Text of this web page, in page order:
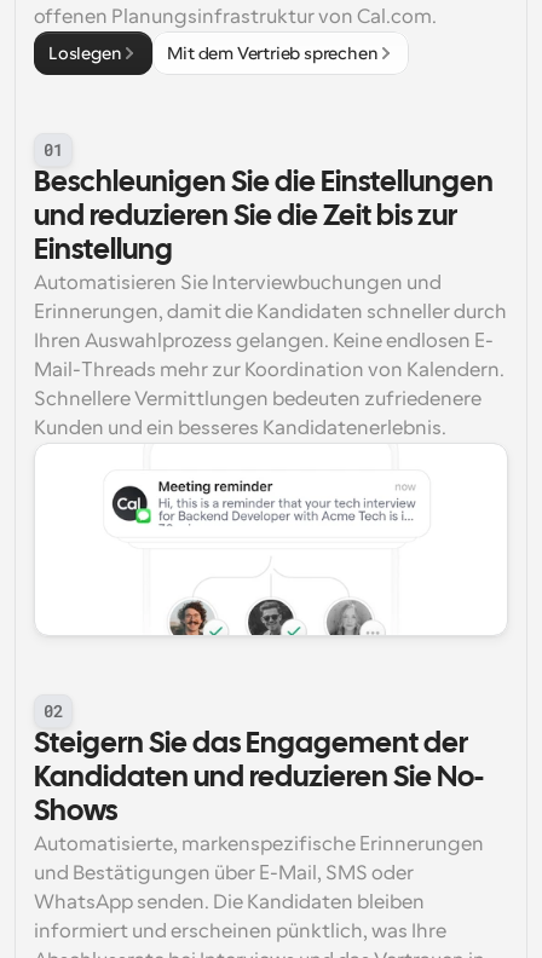
offenen Planungsinfrastruktur von Cal.com.
Loslegen Mit dem Vertrieb sprechen
01
Beschleunigen Sie die Einstellungen
und reduzieren Sie die Zeit bis zur
Einstellung
Automatisieren Sie Interviewbuchungen und
Erinnerungen, damit die Kandidaten schneller durch
Ihren Auswahlprozess gelangen. Keine endlosen E-
Mail-Threads mehr zur Koordination von Kalendern.
Schnellere Vermittlungen bedeuten zufriedenere
Kunden und ein besseres Kandidatenerlebnis.
02
Steigern Sie das Engagement der
Kandidaten und reduzieren Sie No-
Shows
Automatisierte, markenspezifische Erinnerungen
und Bestätigungen über E-Mail, SMS oder
WhatsApp senden. Die Kandidaten bleiben
informiert und erscheinen pünktlich, was Ihre